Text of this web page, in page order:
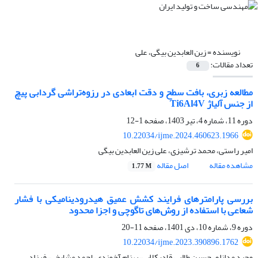
نویسنده =زین العابدین بیگی، علی
تعداد مقالات: 6
مطالعه زبری، بافت سطح و دقت ابعادی در رزوه‌تراشی گردابی پیچ
از جنس آلیاژ Ti6Al4V
دوره 11، شماره 4، تیر 1403، صفحه
1-12
10.22034/ijme.2024.460623.1966
امیر راستی، محمد ترشیزی، علی زین العابدین بیگی
مشاهده مقاله
اصل مقاله 1.77 M
بررسی پارامترهای فرایند کشش عمیق هیدرودینامیکی با فشار
شعاعی با استفاده از روش‌های تاگوچی و اجزا محدود
دوره 9، شماره 10، دی 1401، صفحه
11-20
10.22034/ijme.2023.390896.1762